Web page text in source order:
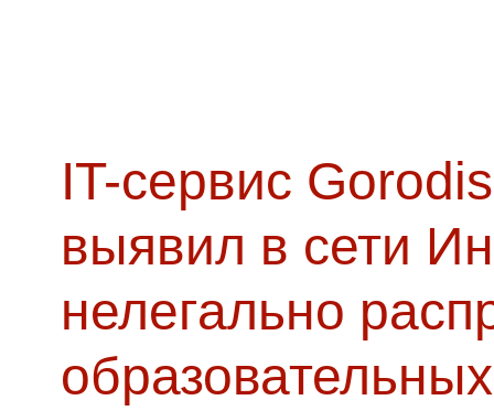
IT-сервис
выявил в сети
нелегально